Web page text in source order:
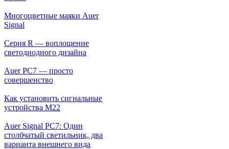
Многоцветные маяки Auer
Signal
Серия R — воплощение
светодиодного дизайна
Auer PC7 — просто
совершенство
Как установить сигнальные
устройства М22
Auer Signal PC7: Один
столбчатый светильник, два
варианта внешнего вида